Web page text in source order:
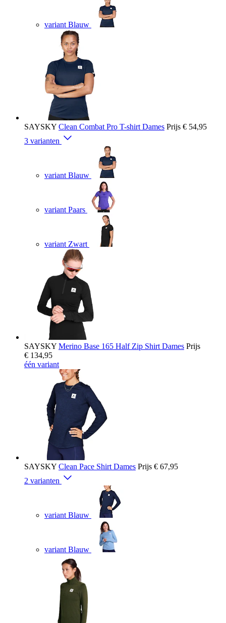
variant Blauw
SAYSKY Clean Combat Pro T-shirt Dames Prijs € 54,95
3 varianten
variant Blauw
variant Paars
variant Zwart
SAYSKY Merino Base 165 Half Zip Shirt Dames Prijs
€ 134,95
één variant
SAYSKY Clean Pace Shirt Dames Prijs € 67,95
2 varianten
variant Blauw
variant Blauw